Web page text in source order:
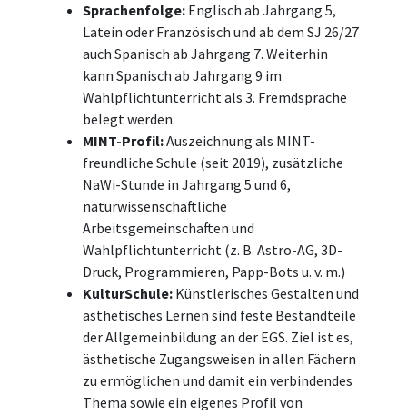
Sprachenfolge:Englisch ab Jahrgang 5,
Latein oder Französisch und ab dem SJ 26/27
auch Spanisch ab Jahrgang 7. Weiterhin
kann Spanisch ab Jahrgang 9 im
Wahlpflichtunterricht als 3. Fremdsprache
belegt werden.
MINT-Profil:Auszeichnung als MINT-
freundliche Schule (seit 2019), zusätzliche
NaWi-Stunde in Jahrgang 5 und 6,
naturwissenschaftliche
Arbeitsgemeinschaften und
Wahlpflichtunterricht (z. B. Astro-AG, 3D-
Druck, Programmieren, Papp-Bots u. v. m.)
KulturSchule:Künstlerisches Gestalten und
ästhetisches Lernen sind feste Bestandteile
der Allgemeinbildung an der EGS. Ziel ist es,
ästhetische Zugangsweisen in allen Fächern
zu ermöglichen und damit ein verbindendes
Thema sowie ein eigenes Profil von